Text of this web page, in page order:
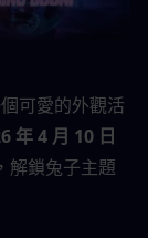
可愛的外觀活
年 4 月 10 日
解鎖兔子主題